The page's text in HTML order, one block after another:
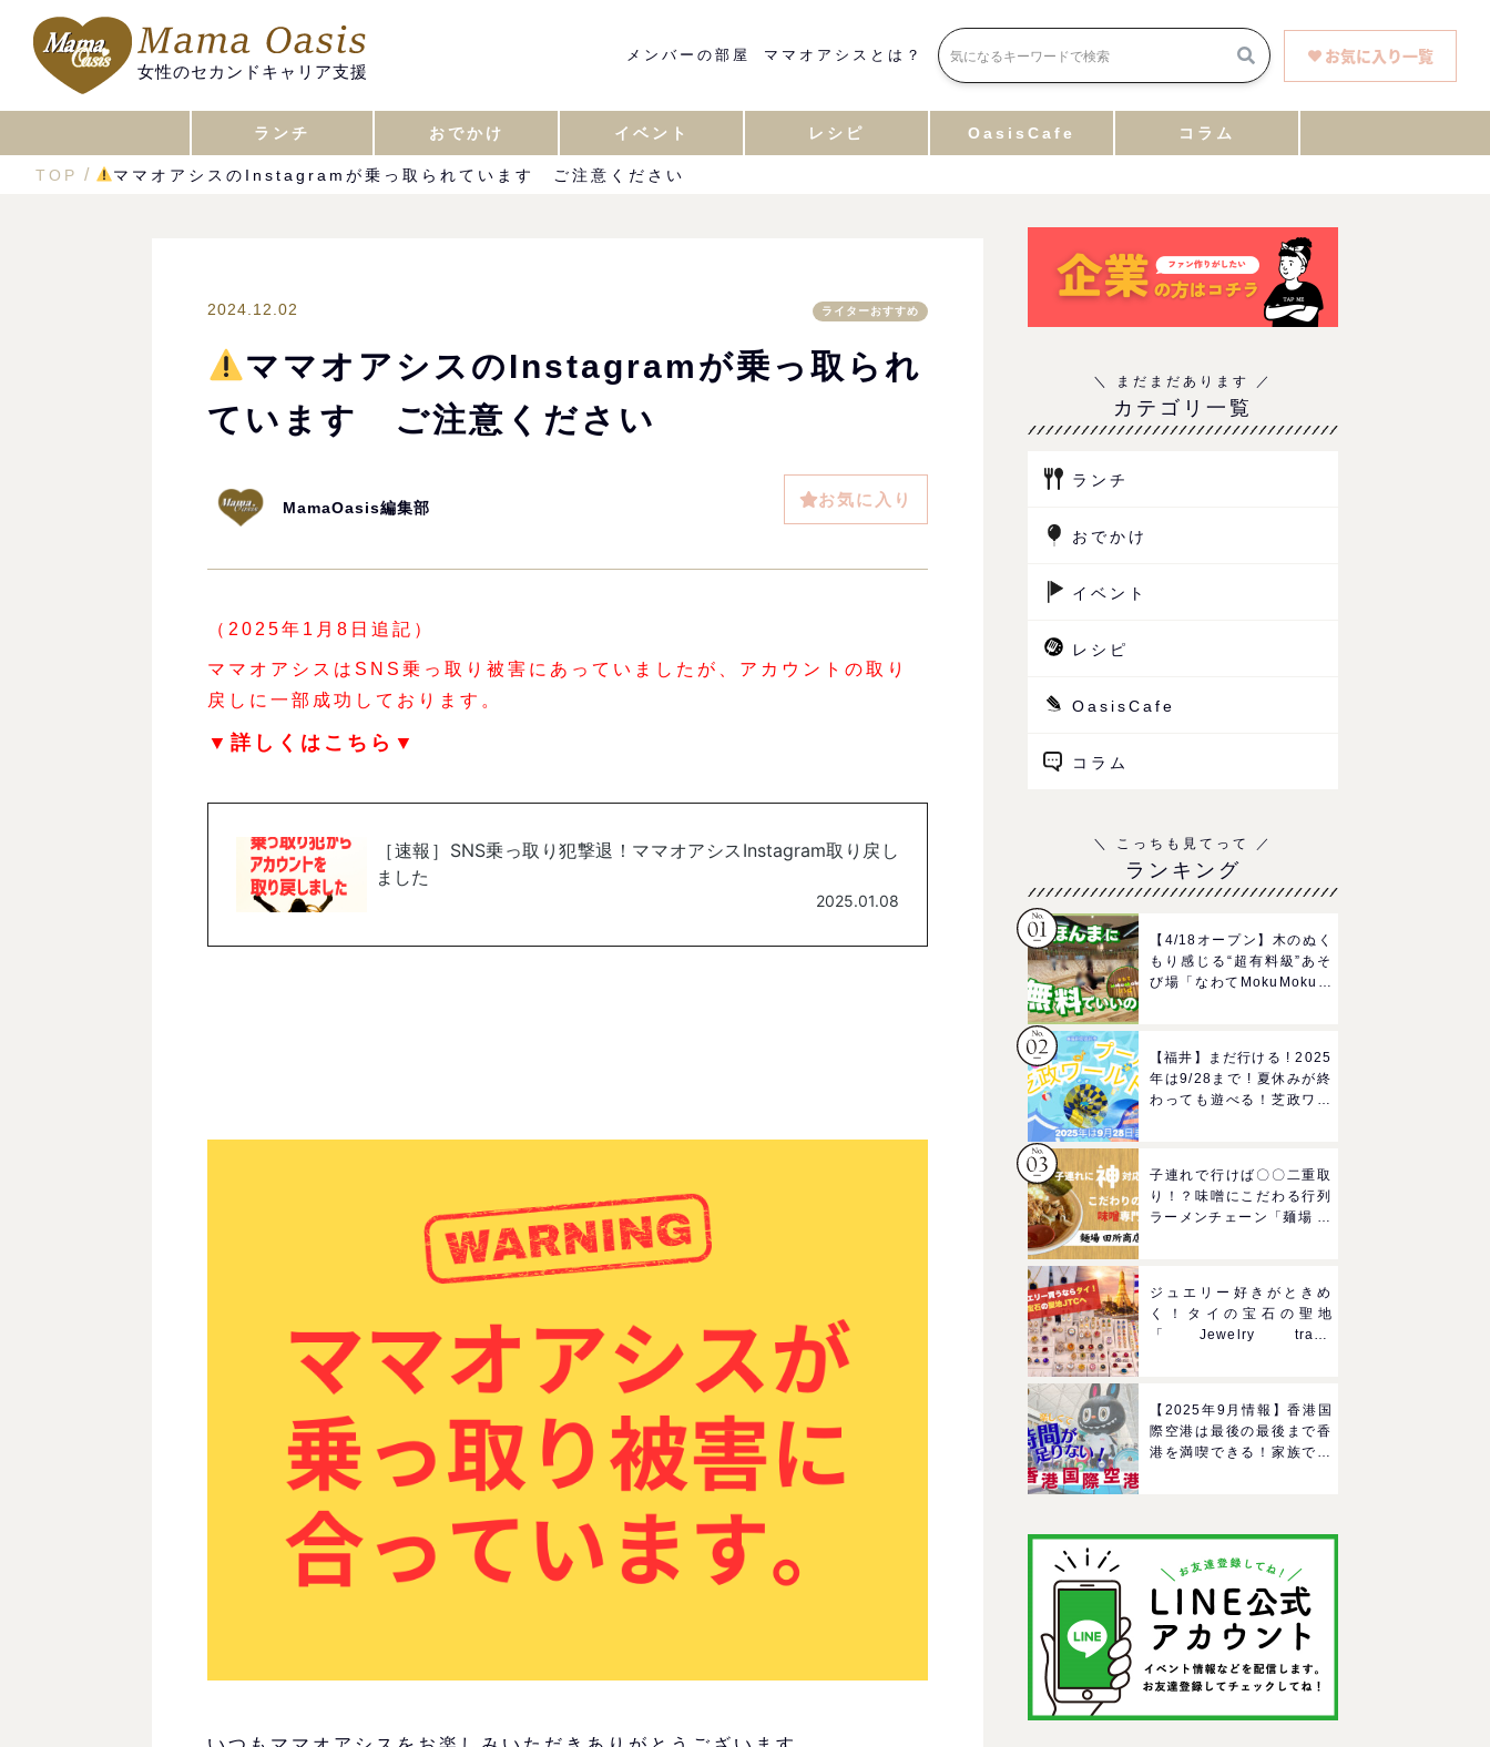
女性のセカンドキャリア支援
メンバーの部屋 ママオアシスとは？ お気に入り一覧
ランチ おでかけ イベント レシピ OasisCafe コラム
TOP ママオアシスのInstagramが乗っ取られています ご注意ください
2024.12.02 ライターおすすめ
ママオアシスのInstagramが乗っ取られ
ています ご注意ください
MamaOasis編集部 お気に入り
（2025年1月8日追記）
ママオアシスはSNS乗っ取り被害にあっていましたが、アカウントの取り
戻しに一部成功しております。
▼詳しくはこちら▼
カテゴリ一覧
ランチ
おでかけ
イベント
レシピ
OasisCafe
コラム
ランキング
【4/18オープン】木のぬく
もり感じる“超有料級”あそ
び場「なわてMokuMokuひ
【福井】まだ行ける ! 2025
年は9/28まで ! 夏休みが終
わっても遊べる！芝政ワー
子連れで行けば〇〇二重取
り！？味噌にこだわる行列
ラーメンチェーン「麺場 田
ジュエリー好きがときめ
く！タイの宝石の聖地
「Jewelry trade
【2025年9月情報】香港国
際空港は最後の最後まで香
港を満喫できる！家族で楽